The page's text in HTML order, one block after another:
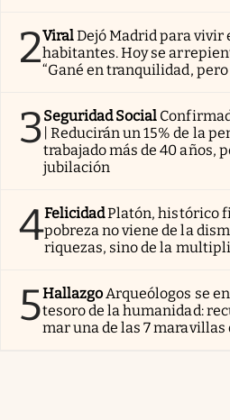
2ViralDejó Madrid para vivir
habitantes. Hoy se
“Gané en tranquilidad,
3Seguridad Social
| Reducirán un 15% de la
trabajado más de 40 años,
jubilación
4FelicidadPlatón, histórico
pobreza no viene de la
riquezas, sino de la
5HallazgoArqueólogos se
tesoro de la humanidad:
mar una de las 7 maravillas